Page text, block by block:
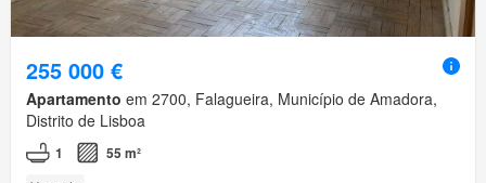
255 000 €
Apartamento em 2700, Falagueira, Município de Amadora,
Distrito de Lisboa
1 55 m²